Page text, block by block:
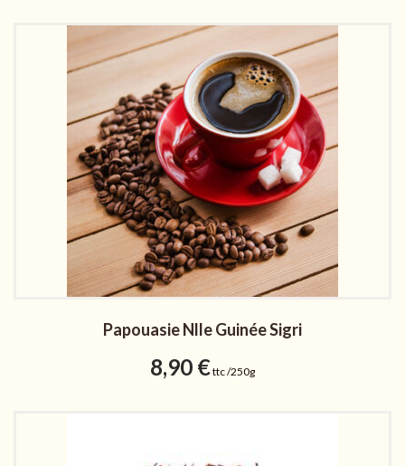
Papouasie Nlle Guinée Sigri
8,90 €ttc /250g